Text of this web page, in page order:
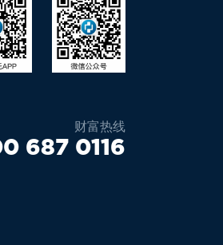
财富热线
687 0116